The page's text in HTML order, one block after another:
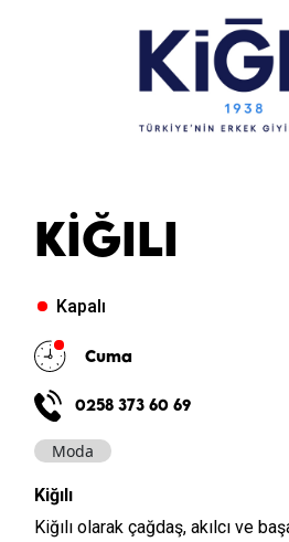
Moda
Kiğılı
Kiğılı olarak çağdaş, akılcı ve
KIĞILI
Kapalı
Cuma
0258 373 60 69